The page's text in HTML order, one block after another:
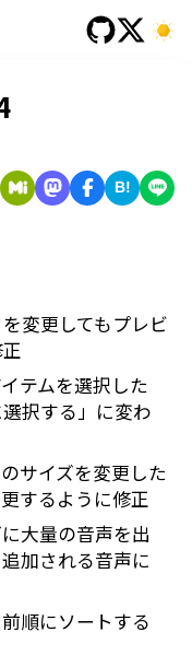
B!
変更してもプレビ
テムを選択した
択する」に変わ
サイズを変更した
するように修正
大量の音声を出
加される音声に
順にソートする